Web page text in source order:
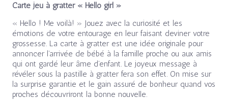
Carte jeu à gratter « Hello girl »
« Hello ! Me voilà! » Jouez avec la curiosité et les
émotions de votre entourage en leur faisant deviner votre
grossesse. La carte à gratter est une idée originale pour
annoncer l’arrivée de bébé à la famille proche ou aux amis
qui ont gardé leur âme d’enfant. Le joyeux message à
révéler sous la pastille à gratter fera son effet. On mise sur
la surprise garantie et le gain assuré de bonheur quand vos
proches découvriront la bonne nouvelle.